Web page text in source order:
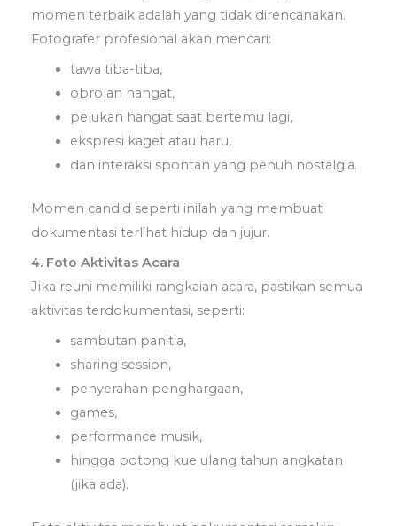
momen terbaik adalah yang tidak direncanakan.
Fotografer profesional akan mencari:
tawa tiba-tiba,
obrolan hangat,
pelukan hangat saat bertemu lagi,
ekspresi kaget atau haru,
dan interaksi spontan yang penuh nostalgia.
Momen candid seperti inilah yang membuat
dokumentasi terlihat hidup dan jujur.
4. Foto Aktivitas Acara
Jika reuni memiliki rangkaian acara, pastikan semua
aktivitas terdokumentasi, seperti:
sambutan panitia,
sharing session,
penyerahan penghargaan,
games,
performance musik,
hingga potong kue ulang tahun angkatan
(jika ada).